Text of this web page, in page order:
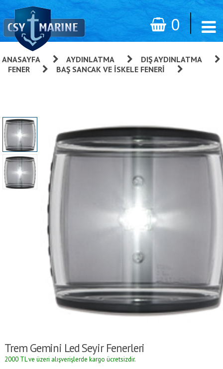
0
ANASAYFA »AYDINLATMA
DIŞ AYDINLATMA
FENER BAŞ SANCAK VE İSKELE FENERI
Trem Gemini Led Seyir Fenerleri
2000 TL ve üzeri alışverişlerde kargo ücretsizdir.